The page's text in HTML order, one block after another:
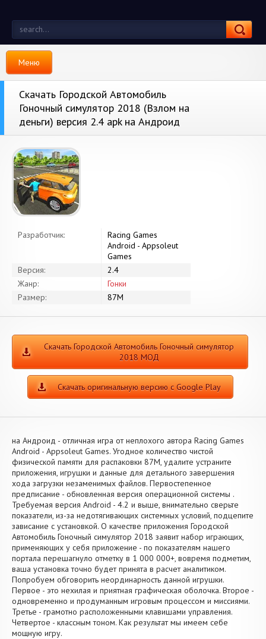
Меню
Скачать Городской Aвтомобиль
Гоночный симулятор 2018 (Взлом на
деньги) версия 2.4 apk на Андроид
Разработчик:
Racing Games
Android - Appsoleut
Games
Версия:
2.4
Жанр:
Гонки
Размер:
87M
Скачать Городской Aвтомобиль Гоночный симулятор
2018 МОД
Скачать оригинальную версию с Google Play
на Андроид - отличная игра от неплохого автора Racing Games
Android - Appsoleut Games. Угодное количество чистой
физической памяти для распаковки 87M, удалите устраните
приложения, игрушки и данные для детального завершения
хода загрузки незаменимых файлов. Первостепенное
предписание - обновленная версия операционной системы .
Требуемая версия Android - 4.2 и выше, внимательно сверьте
показатели, из-за недотягивающих системных условий, подцепите
зависание с установкой. О качестве приложения Городской
Aвтомобиль Гоночный симулятор 2018 заявит набор играющих,
применяющих у себя приложение - по показателям нашего
портала перешагнуло отметку в 1 000 000+, вовремя подметим,
ваша установка точно будет принята в расчет аналитиком.
Попробуем обговорить неординарность данной игрушки.
Первое - это нехилая и приятная графическая оболочка. Второе -
одновременно и продуманным игровым процессом и миссиями.
Третье - грамотно расположенными клавишами управления.
Четвертое - классным тоном. Как результат мы имеем себе
мощную игру.